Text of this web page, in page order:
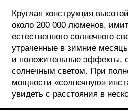
Круглая конструкция
около 200 000 люменов,
естественного солнечного
утраченные в зимние
и положительные эффекты,
солнечным светом. При
мощности «солнечную»
увидеть с расстояния в